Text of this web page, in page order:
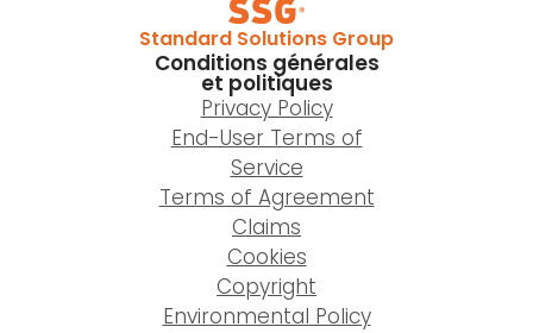
Standard Solutions Group
Conditions générales
et politiques
Privacy Policy
End-User Terms of
Service
Terms of Agreement
Claims
Cookies
Copyright
Environmental Policy